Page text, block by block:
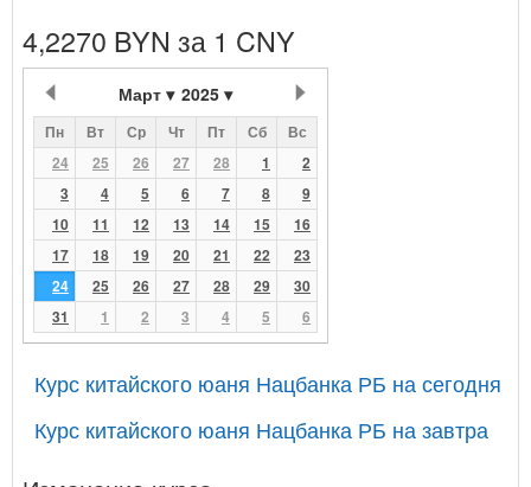
4,2270 BYN за 1 CNY
Март 2025
Пн Вт Ср Чт Пт Сб
Вс
24
25 26 27 28 1
2
3
4 5 6 7 8
9
10
11 12 13 14 15
16
17
18 19 20 21 22
23
24
25 26 27 28 29
30
31
1 2 3 4 5 6
Курс китайского юаня Нацбанка РБ на сегодня
Курс китайского юаня Нацбанка РБ на завтра